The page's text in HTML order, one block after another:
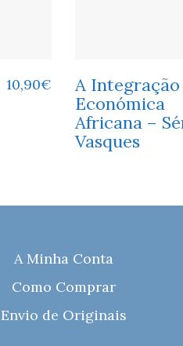
10,90€
A Integração
Económica
Africana –
Vasques
A Minha Conta
Como Comprar
Envio de Originais